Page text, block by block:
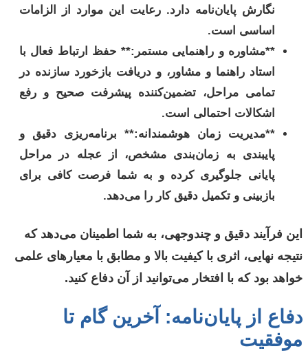
نگارش پایان‌نامه دارد. رعایت این موارد از الزامات
اساسی است.
**مشاوره و راهنمایی مستمر:** حفظ ارتباط فعال با
استاد راهنما و مشاور، و دریافت بازخورد سازنده در
تمامی مراحل، تضمین‌کننده پیشرفت صحیح و رفع
اشکالات احتمالی است.
**مدیریت زمان هوشمندانه:** برنامه‌ریزی دقیق و
پایبندی به زمان‌بندی مشخص، از عجله در مراحل
پایانی جلوگیری کرده و به شما فرصت کافی برای
بازبینی و تکمیل دقیق کار را می‌دهد.
این فرآیند دقیق و چندوجهی، به شما اطمینان می‌دهد که
نتیجه نهایی، اثری با کیفیت بالا و مطابق با معیارهای علمی
خواهد بود که با افتخار می‌توانید از آن دفاع کنید.
دفاع از پایان‌نامه: آخرین گام تا
موفقیت